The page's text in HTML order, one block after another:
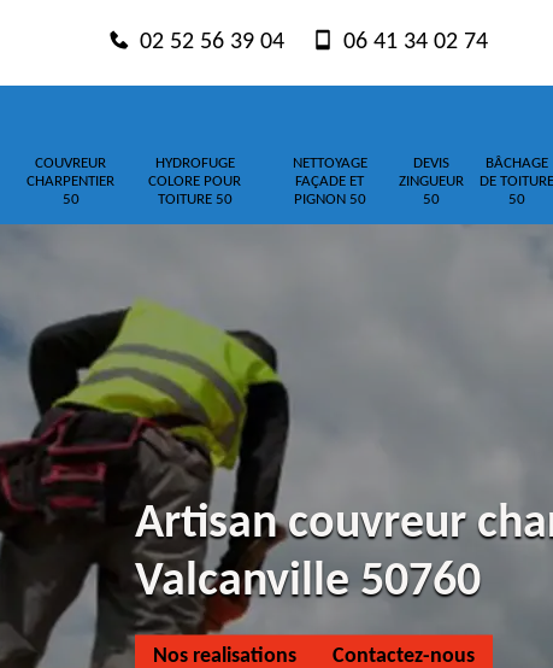
02 52 56 39 04 06 41 34 02 74
COUVREUR
CHARPENTIER
50
HYDROFUGE
COLORE POUR
TOITURE 50
NETTOYAGE
FAÇADE ET
PIGNON 50
DEVIS
ZINGUEUR
50
BÂCHAGE
DE TOITURE
50
Artisan couvreur
Valcanville 50760
Nos realisations Contactez-nous